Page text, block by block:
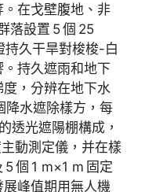
在戈壁腹地、非
落設置 5 個 25
久干旱對梭梭-白
持久遮雨和地下
，分辨在地下水
降水遮除樣方，每
透光遮陽棚構成，
動測定儀，并在樣
個 1 m×1 m 固定
峰值期用無人機